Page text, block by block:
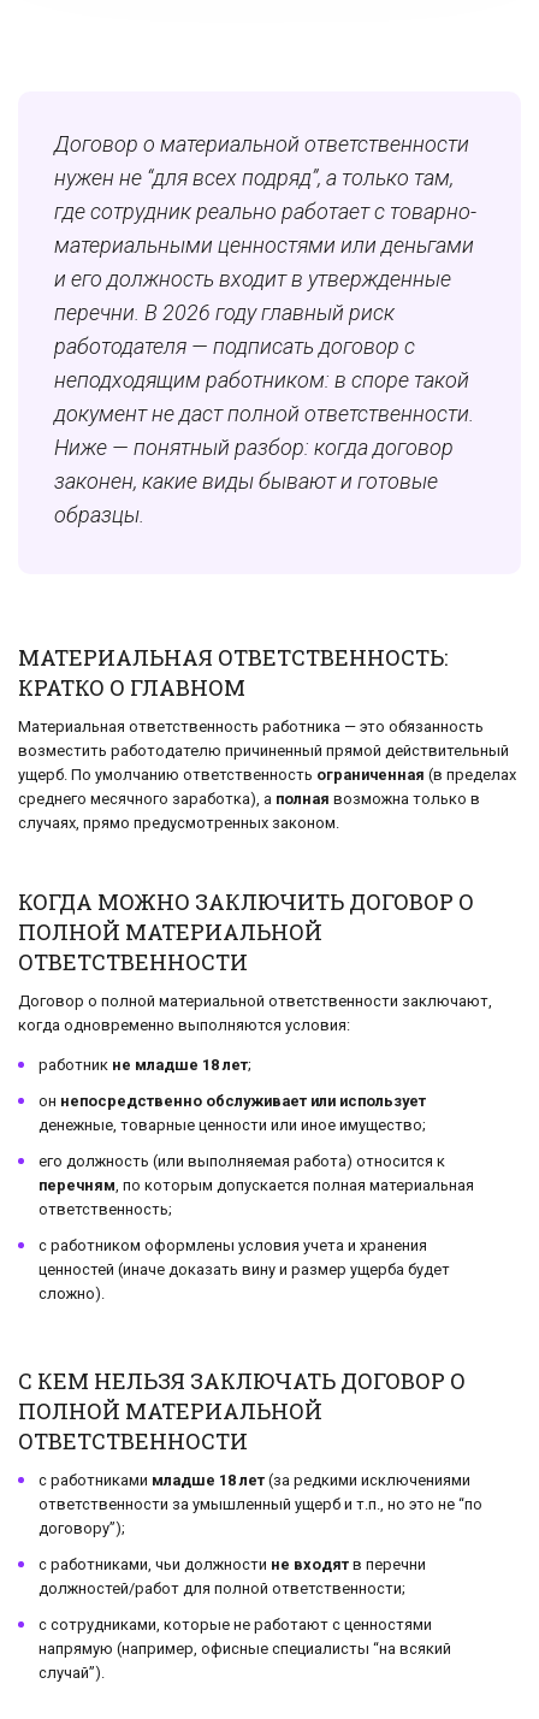
Договор о материальной ответственности
нужен не “для всех подряд”, а только там,
где сотрудник реально работает с товарно-
материальными ценностями или деньгами
и его должность входит в утвержденные
перечни. В 2026 году главный риск
работодателя — подписать договор с
неподходящим работником: в споре такой
документ не даст полной ответственности.
Ниже — понятный разбор: когда договор
законен, какие виды бывают и готовые
образцы.
МАТЕРИАЛЬНАЯ ОТВЕТСТВЕННОСТЬ:
КРАТКО О ГЛАВНОМ
Материальная ответственность работника — это обязанность
возместить работодателю причиненный прямой действительный
ущерб. По умолчанию ответственность ограниченная (в пределах
среднего месячного заработка), а полная возможна только в
случаях, прямо предусмотренных законом.
КОГДА МОЖНО ЗАКЛЮЧИТЬ ДОГОВОР О
ПОЛНОЙ МАТЕРИАЛЬНОЙ
ОТВЕТСТВЕННОСТИ
Договор о полной материальной ответственности заключают,
когда одновременно выполняются условия:
работник не младше 18 лет;
он непосредственно обслуживает или использует
денежные, товарные ценности или иное имущество;
его должность (или выполняемая работа) относится к
перечням , по которым допускается полная материальная
ответственность;
с работником оформлены условия учета и хранения
ценностей (иначе доказать вину и размер ущерба будет
сложно).
С КЕМ НЕЛЬЗЯ ЗАКЛЮЧАТЬ ДОГОВОР О
ПОЛНОЙ МАТЕРИАЛЬНОЙ
ОТВЕТСТВЕННОСТИ
с работниками младше 18 лет (за редкими исключениями
ответственности за умышленный ущерб и т.п., но это не “по
договору”);
с работниками, чьи должности не входят в перечни
должностей/работ для полной ответственности;
с сотрудниками, которые не работают с ценностями
напрямую (например, офисные специалисты “на всякий
случай”).